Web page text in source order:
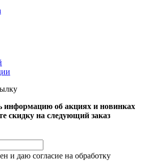
информацию об акциях и новинках
скидку на следующий заказ
и даю согласие на обработку